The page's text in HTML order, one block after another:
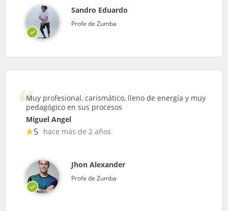
Sandro Eduardo
Profe de Zumba
Muy profesional, carismático, lleno de energía y muy
pedagógico en sus procesos
Miguel Angel
5 hace más de 2 años
Jhon Alexander
Profe de Zumba